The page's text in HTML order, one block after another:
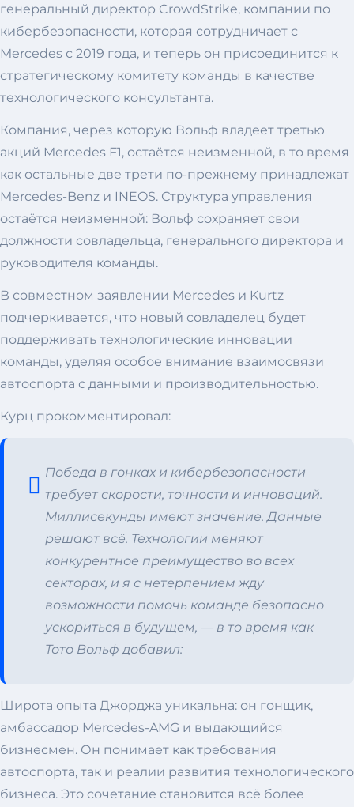
генеральный директор CrowdStrike, компании по
кибербезопасности, которая сотрудничает с
Mercedes с 2019 года, и теперь он присоединится к
стратегическому комитету команды в качестве
технологического консультанта.
Компания, через которую Вольф владеет третью
акций Mercedes F1, остаётся неизменной, в то время
как остальные две трети по-прежнему принадлежат
Mercedes-Benz и INEOS. Структура управления
остаётся неизменной: Вольф сохраняет свои
должности совладельца, генерального директора и
руководителя команды.
В совместном заявлении Mercedes и Kurtz
подчеркивается, что новый совладелец будет
поддерживать технологические инновации
команды, уделяя особое внимание взаимосвязи
автоспорта с данными и производительностью.
Курц прокомментировал:
Победа в гонках и кибербезопасности
требует скорости, точности и инноваций.
Миллисекунды имеют значение. Данные
решают всё. Технологии меняют
конкурентное преимущество во всех
секторах, и я с нетерпением жду
возможности помочь команде безопасно
ускориться в будущем, — в то время как
Тото Вольф добавил:
Широта опыта Джорджа уникальна: он гонщик,
амбассадор Mercedes-AMG и выдающийся
бизнесмен. Он понимает как требования
автоспорта, так и реалии развития технологического
бизнеса. Это сочетание становится всё более